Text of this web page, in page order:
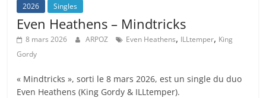
2026 Singles
Even Heathens – Mindtricks
8 mars 2026 ARPOZ Even Heathens, ILLtemper, King
Gordy
« Mindtricks », sorti le 8 mars 2026, est un single du duo
Even Heathens (King Gordy & ILLtemper).